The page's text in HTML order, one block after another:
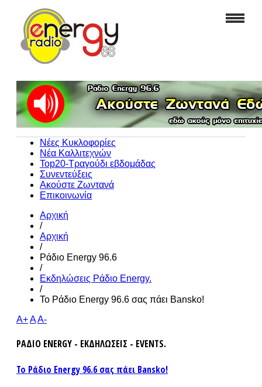
Νέες Κυκλοφορίες
Νέα Καλλιτεχνών
Top20-Τραγούδι εβδομάδας
Συνεντεύξεις
Ακούστε Ζωντανά
Επικοινωνία
Αρχική
/
Αρχική
/
Ράδιο Energy 96.6
/
Εκδηλώσεις Ράδιο Energy.
/
Το Ράδιο Energy 96.6 σας πάει Bansko!
A+AA-
ΡΑΔΙΟ ENERGY - ΕΚΔΗΛΩΣΕΙΣ - EVENTS.
Το Ράδιο Energy 96.6 σας πάει Bansko!